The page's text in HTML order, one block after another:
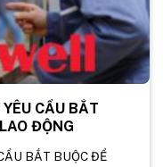
CẦU BẮT
ĐỘNG
BẮT BUỘC ĐỂ